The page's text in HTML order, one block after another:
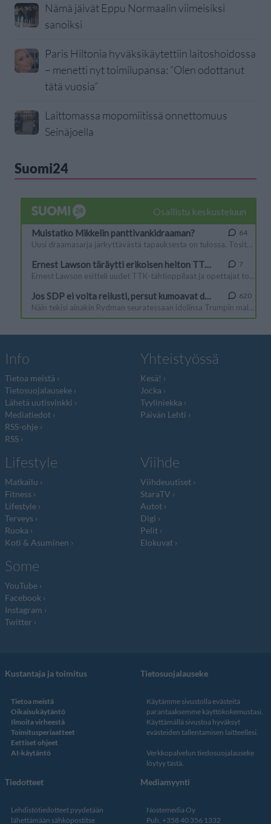
Nämä jäivät Eppu Normaalin viimeisiksi
sanoiksi
Paris Hiltonia hyväksikäytettiin laitoshoidossa
– menetti nyt toimilupansa: ”Olen odottanut
tätä vuosia”
Laittomassa mopomiitissä onnettomuus
Seinäjoella
Suomi24
Info
Tietoa meistä
Tietosuojalauseke
Lähetä uutisvinkki
Mediatiedot
RSS-ohje
RSS
Yhteistyössä
Kesä!
Jocka
Tyyliniekka
Päivän Lehti
Lifestyle
Matkailu
Fitness
Lifestyle
Terveys
Ruoka
Koti & Asuminen
Viihde
Viihdeuutiset
StaraTV
Autot
Digi
Pelit
Elokuvat
Some
YouTube
Facebook
Instagram
Twitter
Kustantaja ja toimitus
Tietoa meistä
Oikaisukäytäntö
Ilmoita virheestä
Toimitusperiaatteet
Eettiset ohjeet
AI-käytäntö
Tietosuojalauseke
Käytämme sivustolla evästeitä
parantaaksemme käyttökokemustasi.
Käyttämällä sivustoa hyväksyt
evästeiden tallentamisen laitteellesi.
Verkkopalvelun tiedosuojalauseke
löytyy tästä
Tiedotteet
Lehdistötiedotteet pyydetään
lähettämään sähköpostitse
Mediamyynti
Nostemedia Oy
Puh. +358 40 356 1332